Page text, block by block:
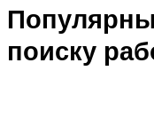
поиску